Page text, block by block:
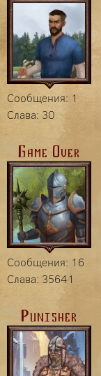
Сообщения: 1
Слава: 30
Game Over
Сообщения: 16
Слава: 35641
Punisher